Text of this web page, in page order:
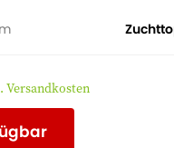
Blickfang im Garten
Versandkosten